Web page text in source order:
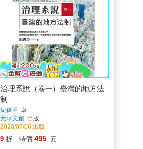
治理系說（卷一）臺灣的地方法
制
紀俊臣 著
元華文創 出版
2020/07/06 出版
9 折 特價 495 元